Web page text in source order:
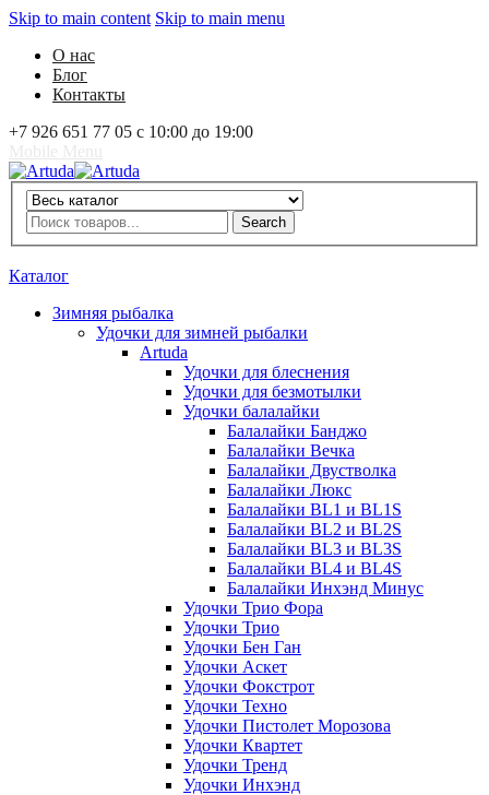
Skip to main content Skip to main menu
О нас
Блог
Контакты
+7 926 651 77 05 с 10:00 до 19:00
Artuda
Search
Search
Каталог
Зимняя рыбалка
Удочки для зимней рыбалки
Artuda
Удочки для блеснения
Удочки для безмотылки
Удочки балалайки
Балалайки Банджо
Балалайки Вечка
Балалайки Двустволка
Балалайки Люкс
Балалайки BL1 и BL1S
Балалайки BL2 и BL2S
Балалайки BL3 и BL3S
Балалайки BL4 и BL4S
Балалайки Инхэнд Минус
Удочки Трио Фора
Удочки Трио
Удочки Бен Ган
Удочки Аскет
Удочки Фокстрот
Удочки Техно
Удочки Пистолет Морозова
Удочки Квартет
Удочки Тренд
Удочки Инхэнд